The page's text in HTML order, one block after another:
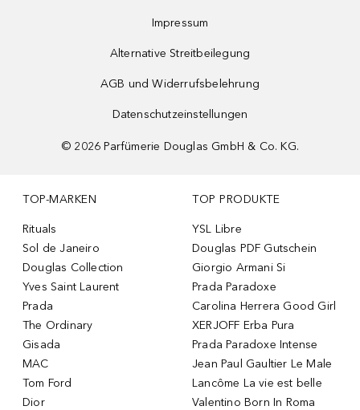
Impressum
Alternative Streitbeilegung
AGB und Widerrufsbelehrung
Datenschutzeinstellungen
© 2026 Parfümerie Douglas GmbH & Co. KG.
TOP-MARKEN
Rituals
Sol de Janeiro
Douglas Collection
Yves Saint Laurent
Prada
The Ordinary
Gisada
MAC
Tom Ford
Dior
TOP PRODUKTE
YSL Libre
Douglas PDF Gutschein
Giorgio Armani Si
Prada Paradoxe
Carolina Herrera Good Girl
XERJOFF Erba Pura
Prada Paradoxe Intense
Jean Paul Gaultier Le Male
Lancôme La vie est belle
Valentino Born In Roma